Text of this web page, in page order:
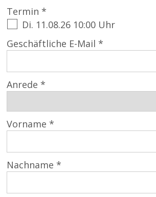
Termin *
Di. 11.08.26 10:00 Uhr
Geschäftliche E-Mail *
Anrede *
Vorname *
Nachname *